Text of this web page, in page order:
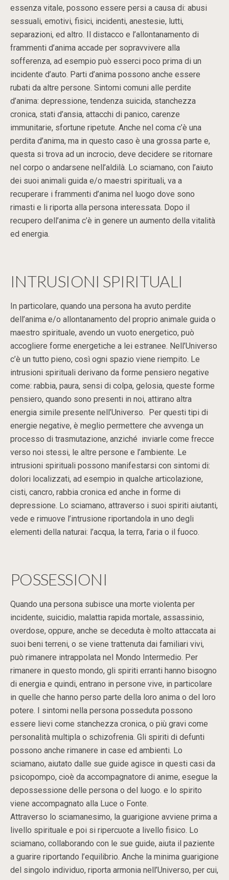
essenza vitale, possono essere persi a causa di: abusi
sessuali, emotivi, fisici, incidenti, anestesie, lutti,
separazioni, ed altro. Il distacco e l’allontanamento di
frammenti d’anima accade per sopravvivere alla
sofferenza, ad esempio può esserci poco prima di un
incidente d’auto. Parti d’anima possono anche essere
rubati da altre persone. Sintomi comuni alle perdite
d’anima: depressione, tendenza suicida, stanchezza
cronica, stati d’ansia, attacchi di panico, carenze
immunitarie, sfortune ripetute. Anche nel coma c’è una
perdita d’anima, ma in questo caso è una grossa parte e,
questa si trova ad un incrocio, deve decidere se ritornare
nel corpo o andarsene nell’aldilà. Lo sciamano, con l’aiuto
dei suoi animali guida e/o maestri spirituali, va a
recuperare i frammenti d’anima nel luogo dove sono
rimasti e li riporta alla persona interessata. Dopo il
recupero dell’anima c’è in genere un aumento della vitalità
ed energia.
INTRUSIONI SPIRITUALI
In particolare, quando una persona ha avuto perdite
dell’anima e/o allontanamento del proprio animale guida o
maestro spirituale, avendo un vuoto energetico, può
accogliere forme energetiche a lei estranee. Nell’Universo
c’è un tutto pieno, così ogni spazio viene riempito. Le
intrusioni spirituali derivano da forme pensiero negative
come: rabbia, paura, sensi di colpa, gelosia, queste forme
pensiero, quando sono presenti in noi, attirano altra
energia simile presente nell’Universo. Per questi tipi di
energie negative, è meglio permettere che avvenga un
processo di trasmutazione, anziché inviarle come frecce
verso noi stessi, le altre persone e l’ambiente. Le
intrusioni spirituali possono manifestarsi con sintomi di:
dolori localizzati, ad esempio in qualche articolazione,
cisti, cancro, rabbia cronica ed anche in forme di
depressione. Lo sciamano, attraverso i suoi spiriti aiutanti,
vede e rimuove l’intrusione riportandola in uno degli
elementi della naturai: l’acqua, la terra, l’aria o il fuoco.
POSSESSIONI
Quando una persona subisce una morte violenta per
incidente, suicidio, malattia rapida mortale, assassinio,
overdose, oppure, anche se deceduta è molto attaccata ai
suoi beni terreni, o se viene trattenuta dai familiari vivi,
può rimanere intrappolata nel Mondo Intermedio. Per
rimanere in questo mondo, gli spiriti erranti hanno bisogno
di energia e quindi, entrano in persone vive, in particolare
in quelle che hanno perso parte della loro anima o del loro
potere. I sintomi nella persona posseduta possono
essere lievi come stanchezza cronica, o più gravi come
personalità multipla o schizofrenia. Gli spiriti di defunti
possono anche rimanere in case ed ambienti. Lo
sciamano, aiutato dalle sue guide agisce in questi casi da
psicopompo, cioè da accompagnatore di anime, esegue la
depossessione delle persona o del luogo. e lo spirito
viene accompagnato alla Luce o Fonte.
Attraverso lo sciamanesimo, la guarigione avviene prima a
livello spirituale e poi si ripercuote a livello fisico. Lo
sciamano, collaborando con le sue guide, aiuta il paziente
a guarire riportando l’equilibrio. Anche la minima guarigione
del singolo individuo, riporta armonia nell’Universo, per cui,